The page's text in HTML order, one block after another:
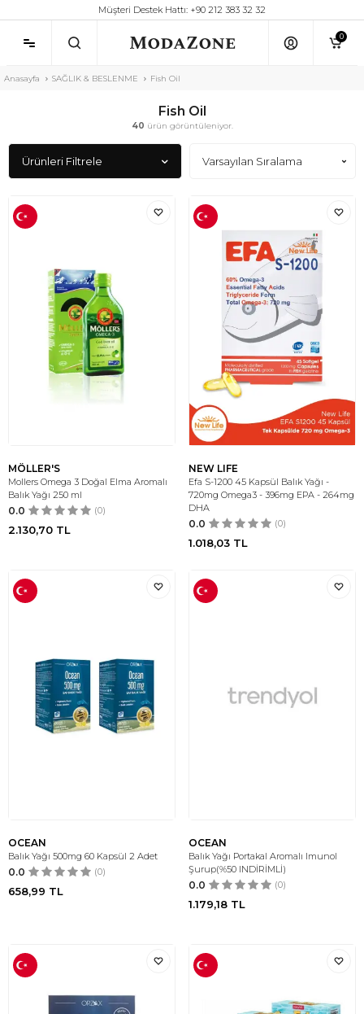
Müşteri Destek Hattı: +90 212 383 32 32
0
Anasayfa SAĞLIK & BESLENME Fish Oil
Fish Oil
40 ürün görüntüleniyor.
Ürünleri Filtrele
MÖLLER'S
Mollers Omega 3 Doğal Elma Aromalı
Balık Yağı 250 ml
0.0 (0)
2.130,70 TL
NEW LIFE
Efa S-1200 45 Kapsül Balık Yağı -
720mg Omega3 - 396mg EPA - 264mg
DHA
0.0 (0)
1.018,03 TL
OCEAN
Balık Yağı 500mg 60 Kapsül 2 Adet
0.0 (0)
658,99 TL
OCEAN
Balık Yağı Portakal Aromalı Imunol
Şurup(%50 INDİRİMLİ)
0.0 (0)
1.179,18 TL